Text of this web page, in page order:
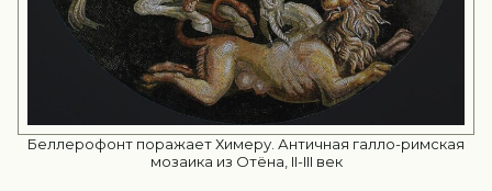
Беллерофонт поражает Химеру. Античная галло-римская
мозаика из Отёна, II-III век